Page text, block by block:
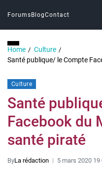
Forums BlogContact
Home
Culture
Santé publique/ le Compte
Culture
Santé
Facebook du
santé piraté
ByLa rédaction 5 mars 2020 19